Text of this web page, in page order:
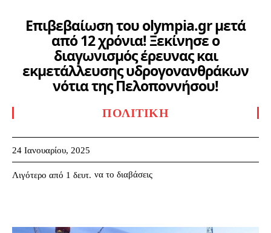
Επιβεβαίωση του olympia.gr μετά
από 12 χρόνια! Ξεκίνησε ο
διαγωνισμός έρευνας και
εκμετάλλευσης υδρογονανθράκων
νότια της Πελοποννήσου!
ΠΟΛΙΤΙΚΉ
24 Ιανουαρίου, 2025
Λιγότερο από 1 δευτ. να το διαβάσεις